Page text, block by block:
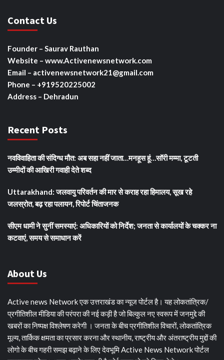
Contact Us
Founder – Saurav Rauthan
Website – www.Activenewsnetwork.com
Email – activenewsnetwork21@gmail.com
Phone – +919520225002
Address – Dehradun
Recent Posts
नवविवाहिता की संदिग्ध मौत: अब सहा नहीं जाता…मनहूस हूं…सॉरी मम्मा, टूटती
उम्मीदों की आखिरी गवाही देते शब्द
Uttarakhand: जलवायु परिवर्तन की मार से कराह रहा हिमालय, सूख रहे
जलस्रोत, बढ़ रहा पलायन, रिपोर्ट चिंताजनक
सीएम धामी ने सुनीं समस्याएं: अधिकारियों को निर्देश; जनता से कार्यालयों के चक्कर ना
कटवाएं, समय से समाधान करें
About Us
Active news Network एक उत्तराखंड का न्यूज पोर्टल है। यह लोकतांत्रिक/
प्रगीतिशील मीडिया की परंपरा की नई कड़ी है जो बिल्कुल नए स्वरूप में जनमुद्दे की
खबरों का निष्पक्ष विश्लेषण करेगी । जनता के बीच प्रगीतिशील विचारों, लोकतांत्रिक
मूल्य, तार्किक क्षमता का प्रसार करना और स्थानीय, राष्ट्रीय और अंतराष्ट्रीय मुद्दों की
लोगो के बीच गहरी समझ बढ़ाने के लिए देवभूमि Active News Network पोर्टल